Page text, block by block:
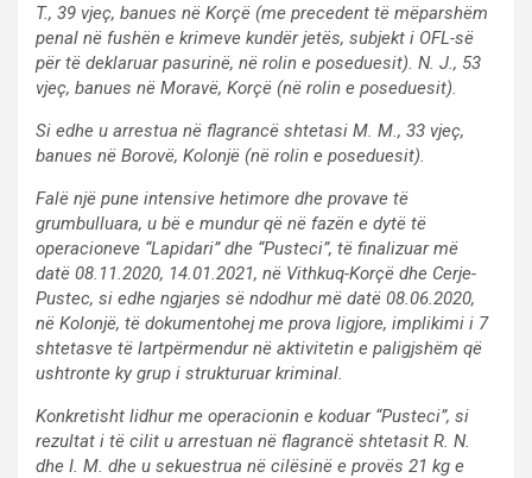
T., 39 vjeç, banues në Korçë (me precedent të mëparshëm
penal në fushën e krimeve kundër jetës, subjekt i OFL-së
për të deklaruar pasurinë, në rolin e poseduesit). N. J., 53
vjeç, banues në Moravë, Korçë (në rolin e poseduesit).
Si edhe u arrestua në flagrancë shtetasi M. M., 33 vjeç,
banues në Borovë, Kolonjë (në rolin e poseduesit).
Falë një pune intensive hetimore dhe provave të
grumbulluara, u bë e mundur që në fazën e dytë të
operacioneve “Lapidari” dhe “Pusteci”, të finalizuar më
datë 08.11.2020, 14.01.2021, në Vithkuq-Korçë dhe Cerje-
Pustec, si edhe ngjarjes së ndodhur më datë 08.06.2020,
në Kolonjë, të dokumentohej me prova ligjore, implikimi i 7
shtetasve të lartpërmendur në aktivitetin e paligjshëm që
ushtronte ky grup i strukturuar kriminal.
Konkretisht lidhur me operacionin e koduar “Pusteci”, si
rezultat i të cilit u arrestuan në flagrancë shtetasit R. N.
dhe I. M. dhe u sekuestrua në cilësinë e provës 21 kg e